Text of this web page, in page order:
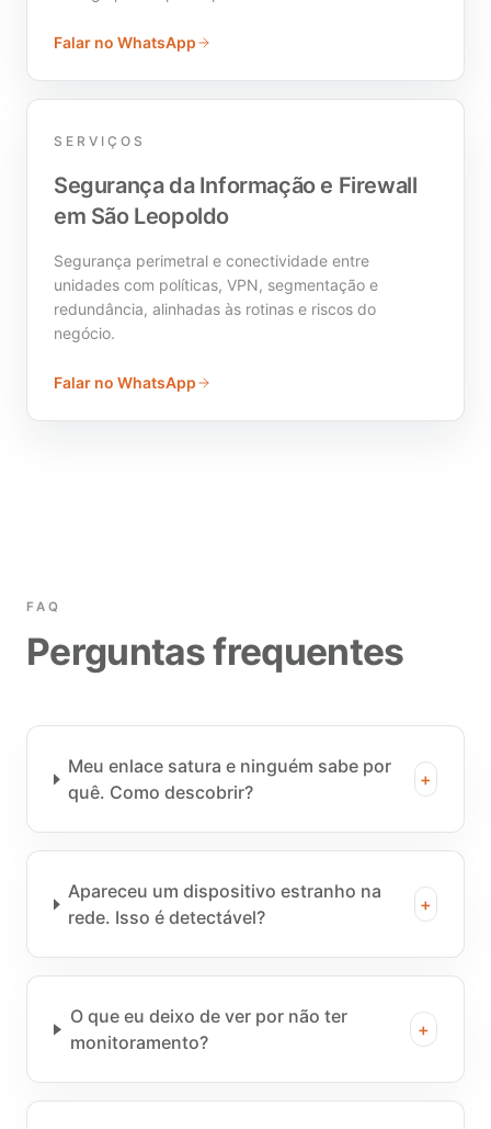
Falar no WhatsApp
SERVIÇOS
Segurança da Informação e Firewall
em São Leopoldo
Segurança perimetral e conectividade entre
unidades com políticas, VPN, segmentação e
redundância, alinhadas às rotinas e riscos do
negócio.
Falar no WhatsApp
FAQ
Perguntas frequentes
Meu enlace satura e ninguém sabe por
quê. Como descobrir?
+
Apareceu um dispositivo estranho na
rede. Isso é detectável?
+
O que eu deixo de ver por não ter
monitoramento?
+